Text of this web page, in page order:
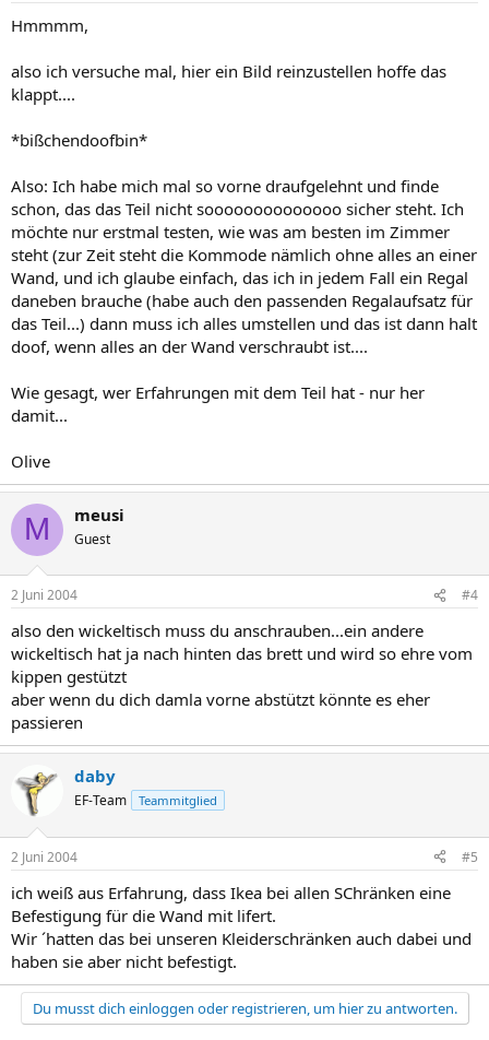
Hmmmm,
also ich versuche mal, hier ein Bild reinzustellen hoffe das
klappt....
*bißchendoofbin*
Also: Ich habe mich mal so vorne draufgelehnt und finde
schon, das das Teil nicht soooooooooooooo sicher steht. Ich
möchte nur erstmal testen, wie was am besten im Zimmer
steht (zur Zeit steht die Kommode nämlich ohne alles an einer
Wand, und ich glaube einfach, das ich in jedem Fall ein Regal
daneben brauche (habe auch den passenden Regalaufsatz für
das Teil...) dann muss ich alles umstellen und das ist dann halt
doof, wenn alles an der Wand verschraubt ist....
Wie gesagt, wer Erfahrungen mit dem Teil hat - nur her
damit...
Olive
M meusi
Guest
2 Juni 2004 #4
also den wickeltisch muss du anschrauben...ein andere
wickeltisch hat ja nach hinten das brett und wird so ehre vom
kippen gestützt
aber wenn du dich damla vorne abstützt könnte es eher
passieren
daby
EF-Team Teammitglied
2 Juni 2004 #5
ich weiß aus Erfahrung, dass Ikea bei allen SChränken eine
Befestigung für die Wand mit lifert.
Wir ´hatten das bei unseren Kleiderschränken auch dabei und
haben sie aber nicht befestigt.
Du musst dich einloggen oder registrieren, um hier zu antworten.